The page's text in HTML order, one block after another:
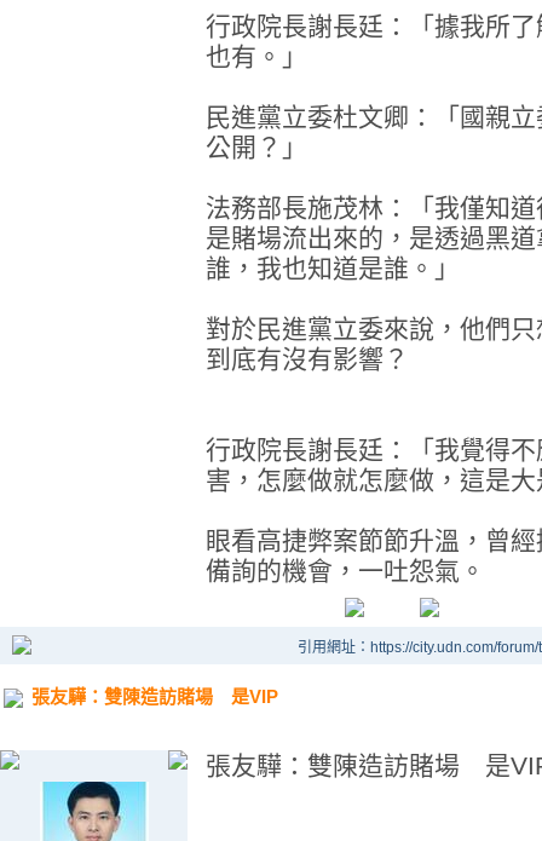
行政院長謝長廷：「據我所
也有。」
民進黨立委杜文卿：「國親
公開？」
法務部長施茂林：「我僅知
是賭場流出來的，是透過黑
誰，我也知道是誰。」
對於民進黨立委來說，他們
到底有沒有影響？
行政院長謝長廷：「我覺得
害，怎麼做就怎麼做，這是
眼看高捷弊案節節升溫，曾
備詢的機會，一吐怨氣。
引用網址：https://city.udn.com/
張友驊：雙陳造訪賭場 是VIP
張友驊：雙陳造訪賭場 是